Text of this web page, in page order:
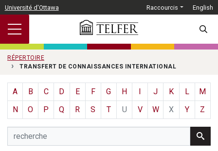
Passer au contenu principal
Université d'Ottawa Raccourcis English
RÉPERTOIRE
TRANSFERT DE CONNAISSANCES INTERNATIONAL
A B C D E F G H J K L
M
N
O P Q R S T U V W X Y Z